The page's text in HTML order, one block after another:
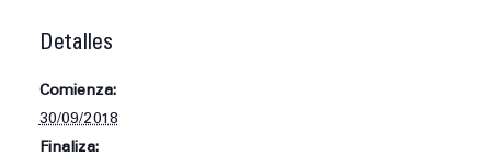
Detalles
Comienza:
30/09/2018
Finaliza: